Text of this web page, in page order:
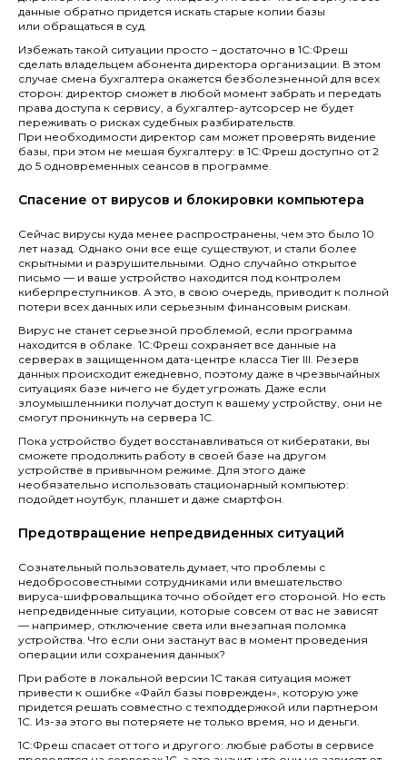
данные обратно придется искать старые копии базы
или обращаться в суд.
Избежать такой ситуации просто – достаточно в 1С:Фреш
сделать владельцем абонента директора организации. В этом
случае смена бухгалтера окажется безболезненной для всех
сторон: директор сможет в любой момент забрать и передать
права доступа к сервису, а бухгалтер-аутсорсер не будет
переживать о рисках судебных разбирательств.
При необходимости директор сам может проверять видение
базы, при этом не мешая бухгалтеру: в 1С:Фреш доступно от 2
до 5 одновременных сеансов в программе.
Спасение от вирусов и блокировки компьютера
Сейчас вирусы куда менее распространены, чем это было 10
лет назад. Однако они все еще существуют, и стали более
скрытными и разрушительными. Одно случайно открытое
письмо — и ваше устройство находится под контролем
киберпреступников. А это, в свою очередь, приводит к полной
потери всех данных или серьезным финансовым рискам.
Вирус не станет серьезной проблемой, если программа
находится в облаке. 1С:Фреш сохраняет все данные на
серверах в защищенном дата-центре класса Tier III. Резерв
данных происходит ежедневно, поэтому даже в чрезвычайных
ситуациях базе ничего не будет угрожать. Даже если
злоумышленники получат доступ к вашему устройству, они не
смогут проникнуть на сервера 1С.
Пока устройство будет восстанавливаться от кибератаки, вы
сможете продолжить работу в своей базе на другом
устройстве в привычном режиме. Для этого даже
необязательно использовать стационарный компьютер:
подойдет ноутбук, планшет и даже смартфон.
Предотвращение непредвиденных ситуаций
Сознательный пользователь думает, что проблемы с
недобросовестными сотрудниками или вмешательство
вируса-шифровальщика точно обойдет его стороной. Но есть
непредвиденные ситуации, которые совсем от вас не зависят
— например, отключение света или внезапная поломка
устройства. Что если они застанут вас в момент проведения
операции или сохранения данных?
При работе в локальной версии 1С такая ситуация может
привести к ошибке «Файл базы поврежден», которую уже
придется решать совместно с техподдержкой или партнером
1С. Из-за этого вы потеряете не только время, но и деньги.
1С:Фреш спасает от того и другого: любые работы в сервисе